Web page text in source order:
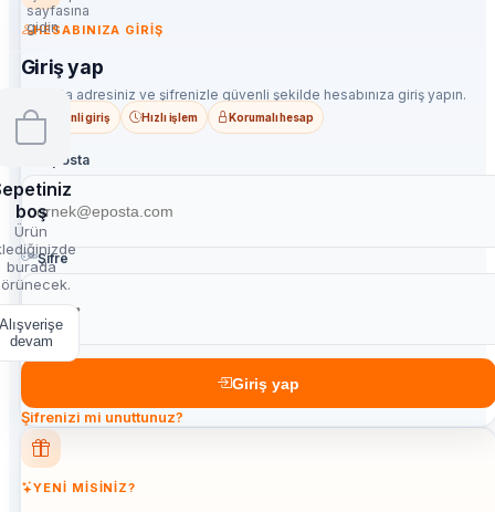
sayfasına
gidin
boş
Ürün
burada
Alışverişe
devam
HESABINIZA GIRIŞ
Giriş yap
E-posta adresiniz ve şifrenizle güvenli şekilde hesabınıza giriş yapın.
Güvenli giriş Hızlı işlem Korumalı hesap
E-posta
Şifre
Giriş yap
Şifrenizi mi unuttunuz?
YENI MISINIZ?